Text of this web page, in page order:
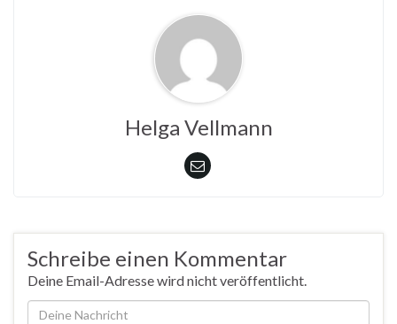
Helga Vellmann
Schreibe einen Kommentar
Deine Email-Adresse wird nicht veröffentlicht.